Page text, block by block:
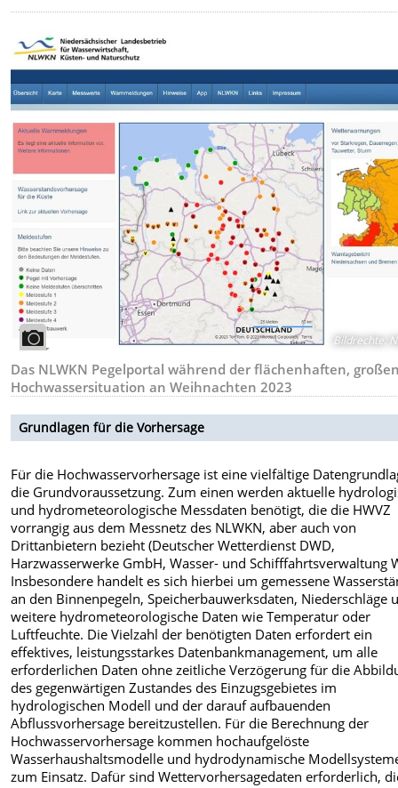
Bildrechte:
Das NLWKN Pegelportal während der flächenhaften,
Hochwassersituation an Weihnachten 2023
Grundlagen für die Vorhersage
Für die Hochwasservorhersage ist eine vielfältige
die Grundvoraussetzung. Zum einen werden aktuelle
und hydrometeorologische Messdaten benötigt, die die HWVZ
vorrangig aus dem Messnetz des NLWKN, aber auch von
Drittanbietern bezieht (Deutscher Wetterdienst DWD,
Harzwasserwerke GmbH, Wasser- und Schifffahrtsverwaltung
Insbesondere handelt es sich hierbei um gemessene
an den Binnenpegeln, Speicherbauwerksdaten, Niederschläge
weitere hydrometeorologische Daten wie Temperatur oder
Luftfeuchte. Die Vielzahl der benötigten Daten erfordert ein
effektives, leistungsstarkes Datenbankmanagement, um alle
erforderlichen Daten ohne zeitliche Verzögerung für die
des gegenwärtigen Zustandes des Einzugsgebietes im
hydrologischen Modell und der darauf aufbauenden
Abflussvorhersage bereitzustellen. Für die Berechnung der
Hochwasservorhersage kommen hochaufgelöste
Wasserhaushaltsmodelle und hydrodynamische
zum Einsatz. Dafür sind Wettervorhersagedaten erforderlich,